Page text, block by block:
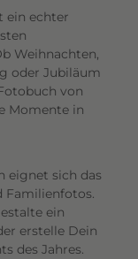
ein echter
Weihnachten,
oder Jubiläum
von
Momente in
eignet sich das
Familienfotos.
ein
erstelle Dein
des Jahres.